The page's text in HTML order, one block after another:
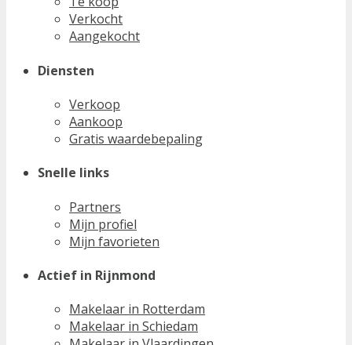
Verkocht
Aangekocht
Diensten
Verkoop
Aankoop
Gratis waardebepaling
Snelle links
Partners
Mijn profiel
Mijn favorieten
Actief in Rijnmond
Makelaar in Rotterdam
Makelaar in Schiedam